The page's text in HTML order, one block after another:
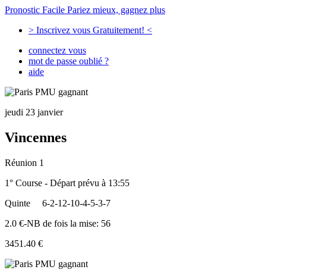
Pronostic Facile Pariez mieux, gagnez plus
> Inscrivez vous Gratuitement! <
connectez vous
mot de passe oublié ?
aide
jeudi 23 janvier
Vincennes
Réunion 1
1° Course - Départ prévu à 13:55
Quinte
6-2-12-10-4-5-3-7
2.0 €-NB de fois la mise: 56
3451.40 €